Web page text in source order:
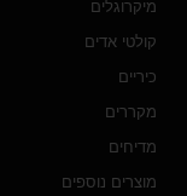
מיקרוגלים
קולטי אדים
כיריים
מקררים
מדיחים
מוצרים נוספים